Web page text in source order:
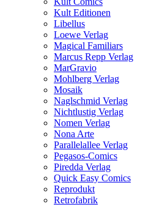
Kult Editionen
Libellus
Loewe Verlag
Magical Familiars
Marcus Repp Verlag
MarGravio
Mohlberg Verlag
Mosaik
Naglschmid Verlag
Nichtlustig Verlag
Nomen Verlag
Nona Arte
Parallelallee Verlag
Pegasos-Comics
Piredda Verlag
Quick Easy Comics
Reprodukt
Retrofabrik